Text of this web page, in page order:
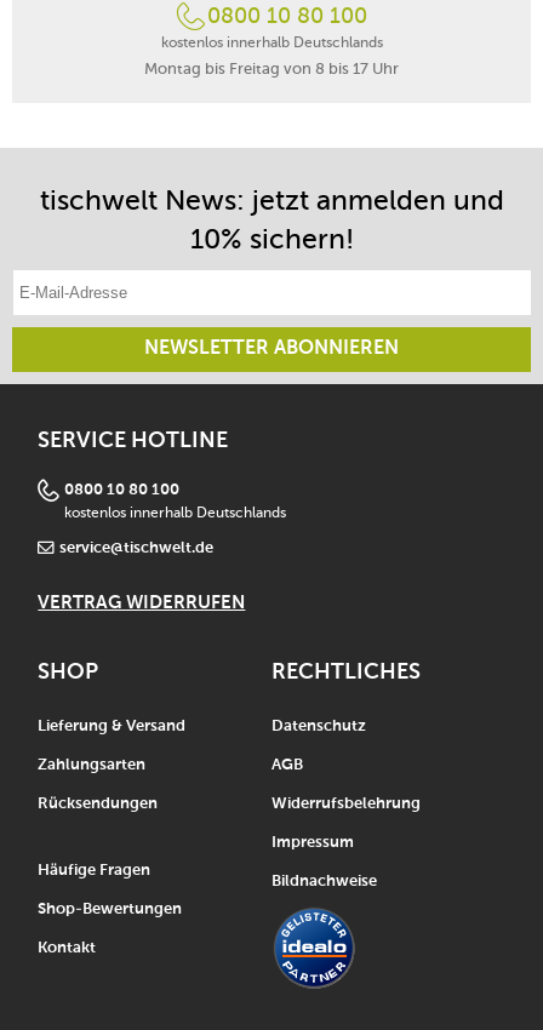
0800 10 80 100
kostenlos innerhalb Deutschlands
Montag bis Freitag von 8 bis 17 Uhr
tischwelt News: jetzt anmelden und
10% sichern!
NEWSLETTER ABONNIEREN
SERVICE HOTLINE
0800 10 80 100
kostenlos innerhalb Deutschlands
service@tischwelt.de
VERTRAG WIDERRUFEN
SHOP
Lieferung & Versand
Zahlungsarten
Rücksendungen
Häufige Fragen
Shop-Bewertungen
Kontakt
RECHTLICHES
Datenschutz
AGB
Widerrufsbelehrung
Impressum
Bildnachweise